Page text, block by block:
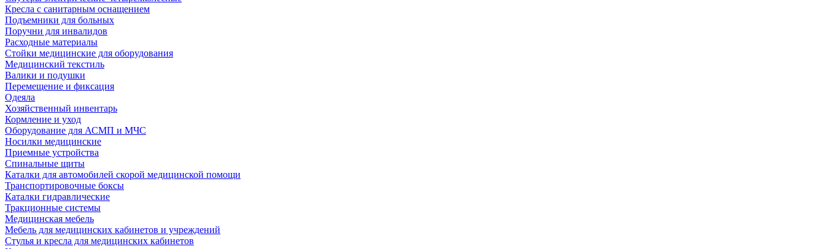
Кресла с санитарным оснащением
Подъемники для больных
Поручни для инвалидов
Расходные материалы
Стойки медицинские для оборудования
Медицинский текстиль
Валики и подушки
Перемещение и фиксация
Одеяла
Хозяйственный инвентарь
Кормление и уход
Оборудование для АСМП и МЧС
Носилки медицинские
Приемные устройства
Спинальные щиты
Каталки для автомобилей скорой медицинской помощи
Транспортировочные боксы
Каталки гидравлические
Тракционные системы
Медицинская мебель
Мебель для медицинских кабинетов и учреждений
Стулья и кресла для медицинских кабинетов